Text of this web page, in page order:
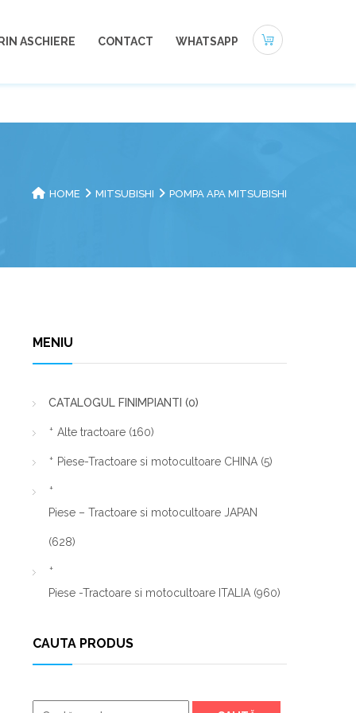
ASCHIERE CONTACT WHATSAPP
HOME MITSUBISHI POMPA APA MITSUBISHI
MENIU
CATALOGUL FINIMPIANTI (0)
Alte tractoare (160)
Piese-Tractoare si motocultoare CHINA (5)
Piese – Tractoare si motocultoare JAPAN
(628)
Piese -Tractoare si motocultoare ITALIA (960)
CAUTA PRODUS
Caută